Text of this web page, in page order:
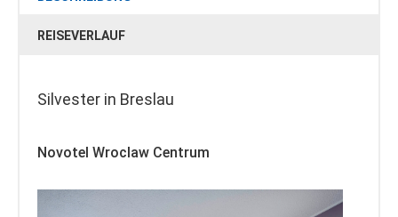
REISEVERLAUF
Silvester in Breslau
Novotel Wroclaw Centrum